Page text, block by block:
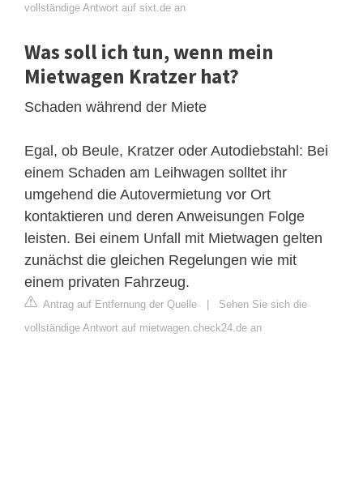
vollständige Antwort auf sixt.de an
Was soll ich tun, wenn mein
Mietwagen Kratzer hat?
Schaden während der Miete
Egal, ob Beule, Kratzer oder Autodiebstahl: Bei
einem Schaden am Leihwagen solltet ihr
umgehend die Autovermietung vor Ort
kontaktieren und deren Anweisungen Folge
leisten. Bei einem Unfall mit Mietwagen gelten
zunächst die gleichen Regelungen wie mit
einem privaten Fahrzeug.
Antrag auf Entfernung der Quelle | Sehen Sie sich die
vollständige Antwort auf mietwagen.check24.de an